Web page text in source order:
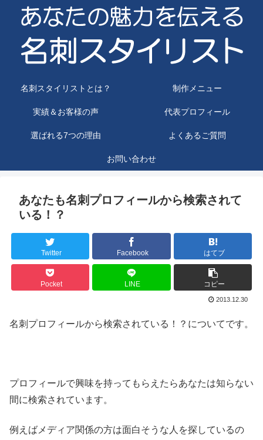
名刺スタイリストとは？ 制作メニュー
実績＆お客様の声 代表プロフィール
選ばれる7つの理由 よくあるご質問
お問い合わせ
あなたも名刺プロフィールから検索されて
いる！？
Twitter Facebook はてブ
Pocket LINE コピー
2013.12.30
名刺プロフィールから検索されている！？についてです。
プロフィールで興味を持ってもらえたらあなたは知らない
間に検索されています。
例えばメディア関係の方は面白そうな人を探しているの